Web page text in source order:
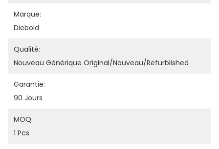
Marque:
Diebold
Qualité:
Nouveau Générique Original/nouveau/refurblished
Garantie:
90 Jours
MOQ:
1 Pcs